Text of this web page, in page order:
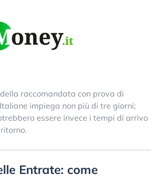
raccomandata con prova di
impiega non più di tre giorni;
essere invece i tempi di arrivo
Entrate: come